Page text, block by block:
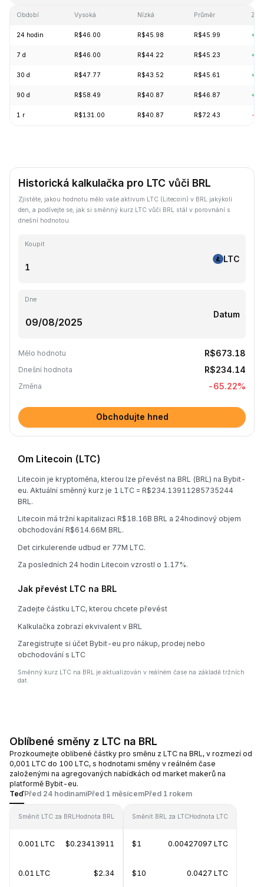
Období Vysoká Nízká Průměr
24 hodin R$46.00 R$45.98 R$45.99
7 d R$46.00 R$44.22 R$45.23
30 d R$47.77 R$43.52 R$45.61
90 d R$58.49 R$40.87 R$46.87
1 r R$131.00 R$40.87 R$72.43 -
Historická kalkulačka pro LTC vůči BRL
Zjistěte, jakou hodnotu mělo vaše aktivum LTC (Litecoin) v BRL jakýkoli
den, a podívejte se, jak si směnný kurz LTC vůči BRL stál v porovnání s
dnešní hodnotou.
Koupit
LTC
Dne
Datum
Mělo hodnotu R$673.18
Dnešní hodnota R$234.14
Změna -65.22%
Obchodujte hned
Om Litecoin (LTC)
Litecoin je kryptoměna, kterou lze převést na BRL (BRL) na Bybit-
eu. Aktuální směnný kurz je 1 LTC = R$234.13911285735244
BRL.
Litecoin má tržní kapitalizaci R$18.16B BRL a 24hodinový objem
obchodování R$614.66M BRL.
Det cirkulerende udbud er 77M LTC.
Za posledních 24 hodin Litecoin vzrostl o 1.17%.
Jak převést LTC na BRL
Zadejte částku LTC, kterou chcete převést
Kalkulačka zobrazí ekvivalent v BRL
Zaregistrujte si účet Bybit-eu pro nákup, prodej nebo
obchodování s LTC
Směnný kurz LTC na BRL je aktualizován v reálném čase na základě tržních
dat.
Oblíbené směny z LTC na BRL
Prozkoumejte oblíbené částky pro směnu z LTC na BRL, v rozmezí od
0,001 LTC do 100 LTC, s hodnotami směny v reálném čase
založenými na agregovaných nabídkách od market makerů na
platformě Bybit-eu.
TeďPřed 24 hodinamiPřed 1 měsícemPřed 1 rokem
Směnit LTC za BRLHodnota BRL
0.001 LTC $0.23413911
0.01 LTC $2.34
Směnit BRL za LTCHodnota LTC
$1 0.00427097 LTC
$10 0.0427 LTC